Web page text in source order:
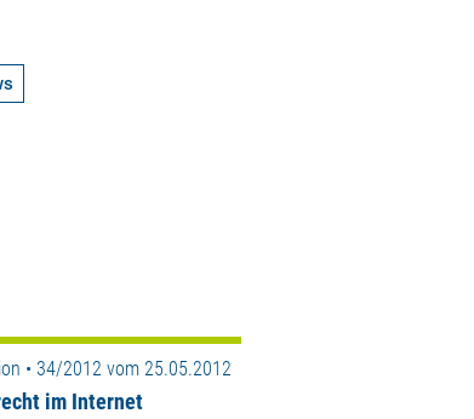
• 34/2012 vom 25.05.2012
im Internet